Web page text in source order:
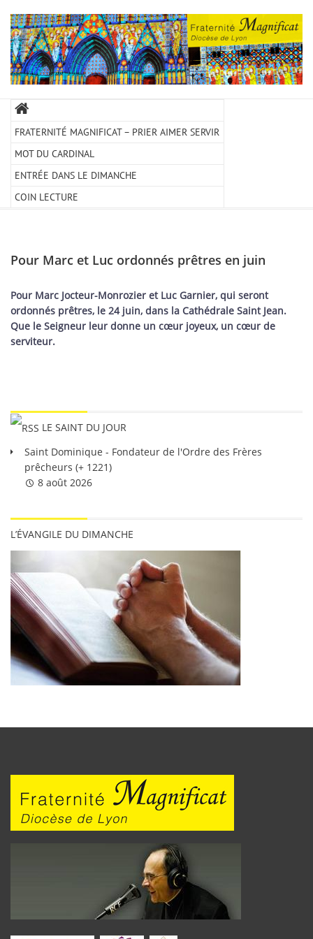
FRATERNITÉ MAGNIFICAT – PRIER AIMER SERVIR
MOT DU CARDINAL
ENTRÉE DANS LE DIMANCHE
COIN LECTURE
Pour Marc et Luc ordonnés prêtres en juin
Pour Marc Jocteur-Monrozier et Luc Garnier, qui seront
ordonnés prêtres, le 24 juin, dans la Cathédrale Saint Jean.
Que le Seigneur leur donne un cœur joyeux, un cœur de
serviteur.
LE SAINT DU JOUR
Saint Dominique - Fondateur de l'Ordre des Frères
prêcheurs (+ 1221)
8 août 2026
L’ÉVANGILE DU DIMANCHE